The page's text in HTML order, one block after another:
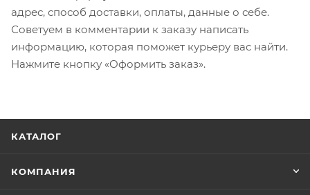
адрес, способ доставки, оплаты, данные о себе.
Советуем в комментарии к заказу написать
информацию, которая поможет курьеру вас найти.
Нажмите кнопку «Оформить заказ».
КАТАЛОГ
КОМПАНИЯ